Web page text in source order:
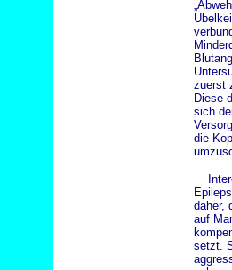
zuerst
Diese
sich
die
daher,
auf
setzt.